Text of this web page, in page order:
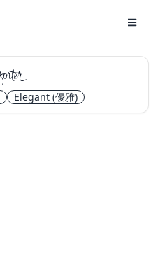
Elegant (優雅)